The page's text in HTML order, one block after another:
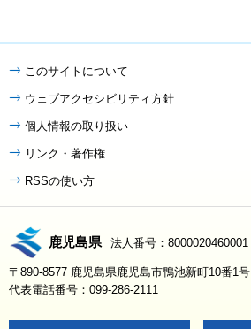
このサイトについて
ウェブアクセシビリティ方針
個人情報の取り扱い
リンク・著作権
RSSの使い方
鹿児島県 法人番号：8000020460001
〒890-8577 鹿児島県鹿児島市鴨池新町10番1号
代表電話番号：099-286-2111